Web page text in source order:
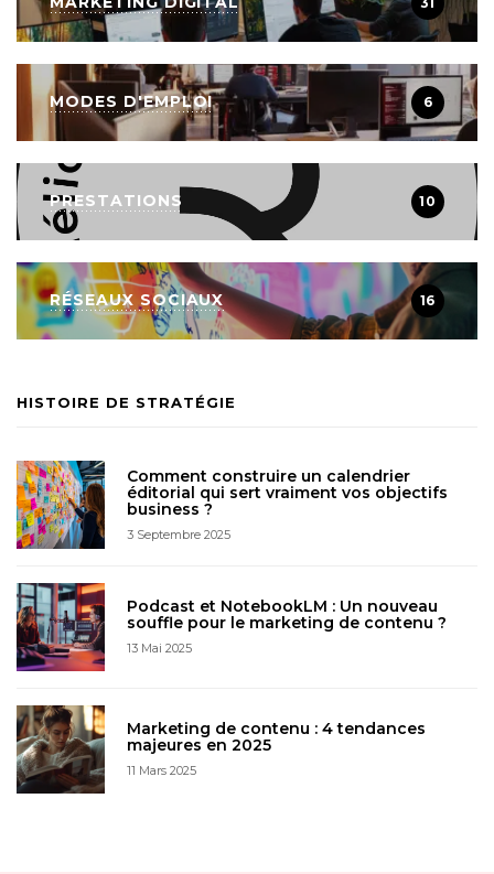
MODES D'EMPLOI 6
PRESTATIONS 10
RÉSEAUX SOCIAUX 16
HISTOIRE DE STRATÉGIE
Comment construire un calendrier
éditorial qui sert vraiment vos objectifs
business ?
3 Septembre 2025
Podcast et NotebookLM : Un nouveau
souffle pour le marketing de contenu ?
13 Mai 2025
Marketing de contenu : 4 tendances
majeures en 2025
11 Mars 2025